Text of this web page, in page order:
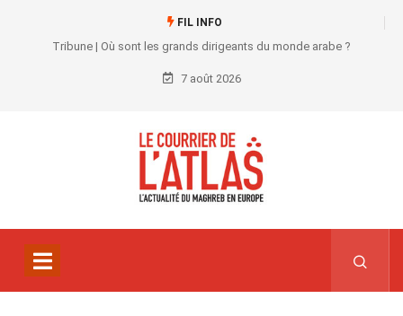
FIL INFO
Tribune | Où sont les grands dirigeants du monde arabe ?
7 août 2026